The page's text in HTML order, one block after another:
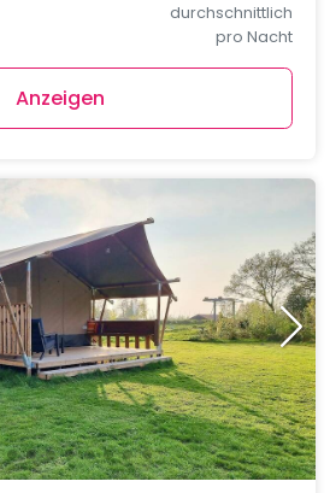
durchschnittlich
pro Nacht
Anzeigen